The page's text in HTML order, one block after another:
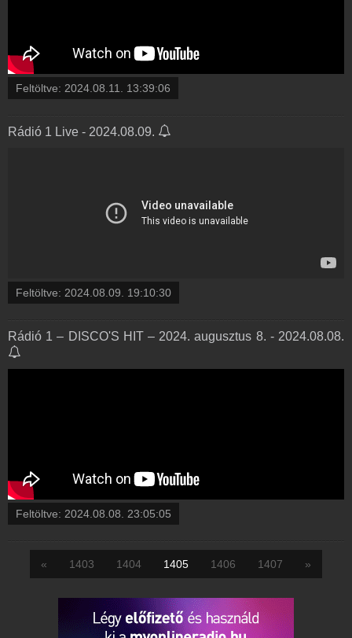
Feltöltve: 2024.08.11. 13:39:06
Rádió 1 Live - 2024.08.09.
Feltöltve: 2024.08.09. 19:10:30
Rádió 1 – DISCO'S HIT – 2024. augusztus 8. - 2024.08.08.
Feltöltve: 2024.08.08. 23:05:05
« 1403 1404 1405 1406 1407 »